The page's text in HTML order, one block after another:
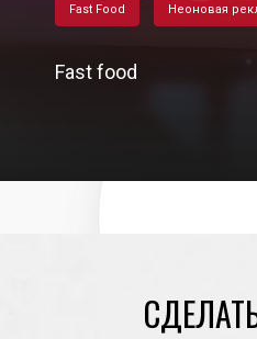
Fast Food Неоновая
Fast food